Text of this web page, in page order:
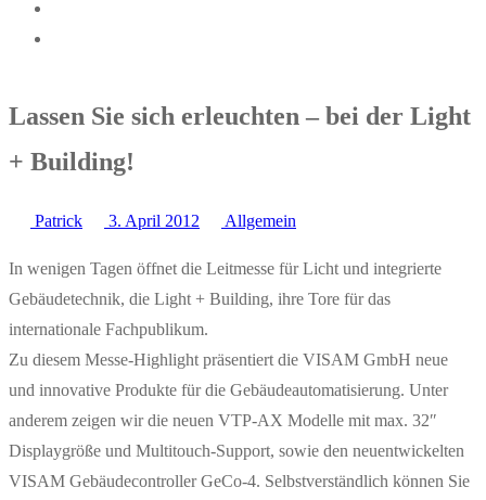
Lassen Sie sich erleuchten – bei der Light
+ Building!
Patrick 3. April 2012 Allgemein
In wenigen Tagen öffnet die Leitmesse für Licht und integrierte
Gebäudetechnik, die Light + Building, ihre Tore für das
internationale Fachpublikum.
Zu diesem Messe-Highlight präsentiert die VISAM GmbH neue
und innovative Produkte für die Gebäudeautomatisierung. Unter
anderem zeigen wir die neuen VTP-AX Modelle mit max. 32″
Displaygröße und Multitouch-Support, sowie den neuentwickelten
VISAM Gebäudecontroller GeCo-4. Selbstverständlich können Sie